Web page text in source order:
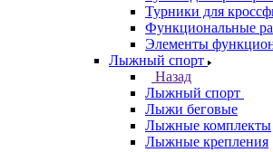
Турники для
Функциональные
Элементы
Лыжный спорт
Назад
Лыжный спорт
Лыжи беговые
Лыжные комплекты
Лыжные крепления